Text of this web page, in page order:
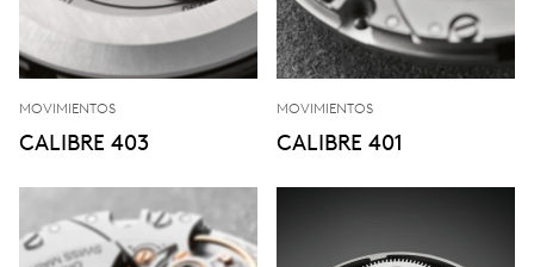
MOVIMIENTOS
CALIBRE 403
MOVIMIENTOS
CALIBRE 401